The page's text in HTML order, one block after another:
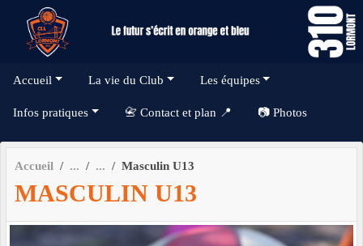
Accueil La vie du Club Les équipes
Infos pratiques 📇 Contact et plan 📍 📷 Photos
Accueil Masculin U13
MASCULIN U13
Panneau de gestion des cookies